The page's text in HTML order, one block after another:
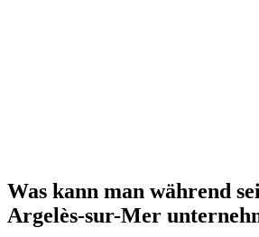
Was kann man während
Argelès-sur-Mer